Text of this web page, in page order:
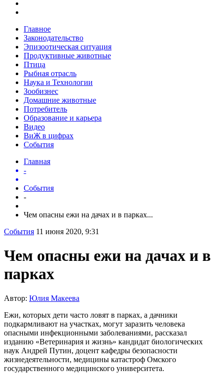
Главное
Законодательство
Эпизоотическая ситуация
Продуктивные животные
Птица
Рыбная отрасль
Наука и Технологии
Зообизнес
Домашние животные
Потребитель
Образование и карьера
Видео
ВиЖ в цифрах
События
Главная
-
События
-
Чем опасны ежи на дачах и в парках...
События 11 июня 2020, 9:31
Чем опасны ежи на дачах и в
парках
Автор: Юлия Макеева
Ежи, которых дети часто ловят в парках, а дачники
подкармливают на участках, могут заразить человека
опасными инфекционными заболеваниями, рассказал
изданию «Ветеринария и жизнь» кандидат биологических
наук Андрей Путин, доцент кафедры безопасности
жизнедеятельности, медицины катастроф Омского
государственного медицинского университета.